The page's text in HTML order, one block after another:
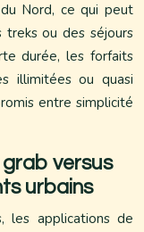
Nord, ce qui peut
ou des séjours
durée, les forfaits
illimitées ou quasi
entre simplicité
versus
urbains
les applications de